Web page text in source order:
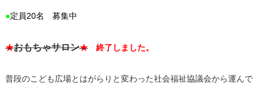
●定員20名 募集中
★おもちゃサロン★ 終了しました。
普段のこども広場とはがらりと変わった社会福祉協議会から運んで